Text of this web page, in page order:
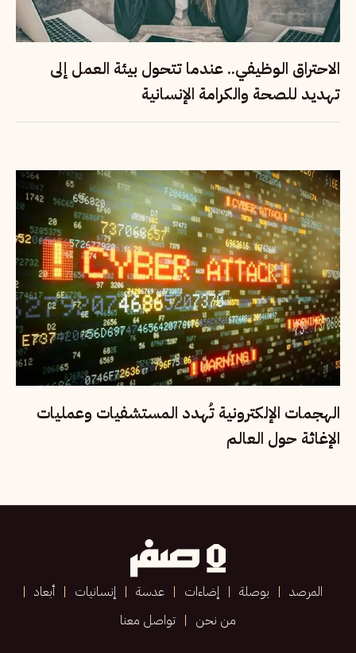
الاحتراق الوظيفي.. عندما تتحول بيئة العمل إلى
تهديد للصحة والكرامة الإنسانية
الهجمات الإلكترونية تُهدد المستشفيات وعمليات
الإغاثة حول العالم
المرصد بوصلة إضاءات عدسة إنسانيات
أبعاد
من نحن
تواصل معنا